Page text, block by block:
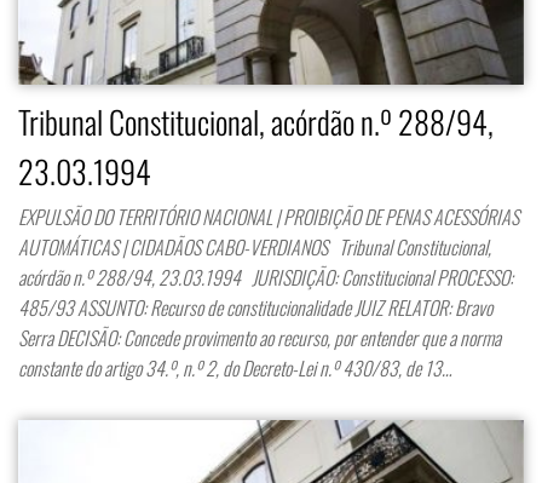
Tribunal Constitucional, acórdão n.º 288/94,
23.03.1994
EXPULSÃO DO TERRITÓRIO NACIONAL | PROIBIÇÃO DE PENAS ACESSÓRIAS
AUTOMÁTICAS | CIDADÃOS CABO-VERDIANOS Tribunal Constitucional,
acórdão n.º 288/94, 23.03.1994 JURISDIÇÃO: Constitucional PROCESSO:
485/93 ASSUNTO: Recurso de constitucionalidade JUIZ RELATOR: Bravo
Serra DECISÃO: Concede provimento ao recurso, por entender que a norma
constante do artigo 34.º, n.º 2, do Decreto-Lei n.º 430/83, de 13…